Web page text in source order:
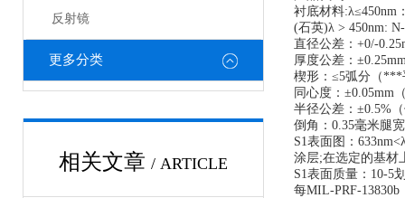
反射镜
更多分类
相关文章 / ARTICLE
衬底材料:λ≤450nm
(石英)λ > 450nm:
直径公差：+0/-
厚度公差：
楔形：≤5弧分（***
同心度：±0.05mm
半径公差：±0.5%
倒角：0.35毫米腿
S1表面图：
涂层;在选定的基材
S1表面质量：10-5
每MIL-PRF-13830b